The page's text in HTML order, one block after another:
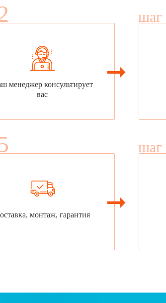
менеджер консультирует
вас
шаг
монтаж, гарантия
шаг